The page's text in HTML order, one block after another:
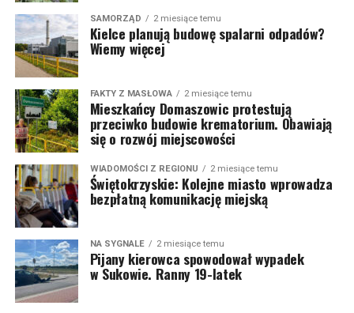
SAMORZĄD 2 miesiące temu
Kielce planują budowę spalarni odpadów?
Wiemy więcej
FAKTY Z MASŁOWA 2 miesiące temu
Mieszkańcy Domaszowic protestują
przeciwko budowie krematorium. Obawiają
się o rozwój miejscowości
WIADOMOŚCI Z REGIONU 2 miesiące temu
Świętokrzyskie: Kolejne miasto wprowadza
bezpłatną komunikację miejską
NA SYGNALE 2 miesiące temu
Pijany kierowca spowodował wypadek
w Sukowie. Ranny 19-latek